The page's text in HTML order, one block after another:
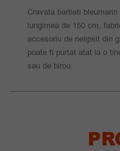
Cravata barbati
lungimea de 150 cm,
accesoriu de nelipsit din
poate fi purtat atat la o
sau de birou.